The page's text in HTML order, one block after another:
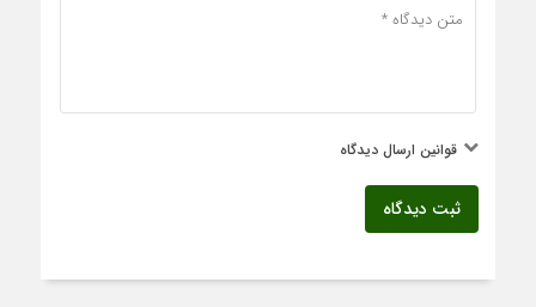
قوانین ارسال دیدگاه
ثبت دیدگاه